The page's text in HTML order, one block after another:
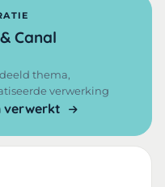
Canal
thema,
verwerking
verwerkt